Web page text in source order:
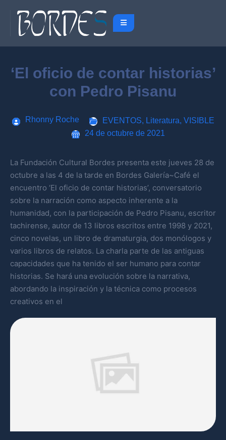
‘El oficio de contar historias’
con Pedro Pisanu
Rhonny Roche EVENTOS, Literatura, VISIBLE
24 de octubre de 2021
La Fundación Cultural Bordes presenta este jueves 28 de
octubre a las 4 de la tarde en Bordes Galería~Café el
encuentro ‘El oficio de contar historias’, conversatorio
sobre la narración como aspecto inherente a la
humanidad, con la participación de Pedro Pisanu, escritor
tachirense, autor de 13 libros escritos entre 1998 y 2021,
cinco novelas, un libro de dramaturgia, dos monólogos y
varios libros de relatos. La charla parte de las antiguas
capacidades que ha tenido el ser humano para contar
historias. Se hará una evolución sobre la narrativa,
abordando la inspiración y la técnica como procesos
creativos en el